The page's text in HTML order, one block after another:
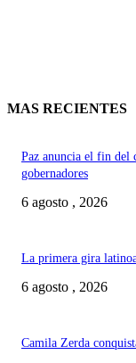
MAS RECIENTES
Paz anuncia el fin del
gobernadores
6 agosto , 2026
La primera gira
6 agosto , 2026
Camila Zerda